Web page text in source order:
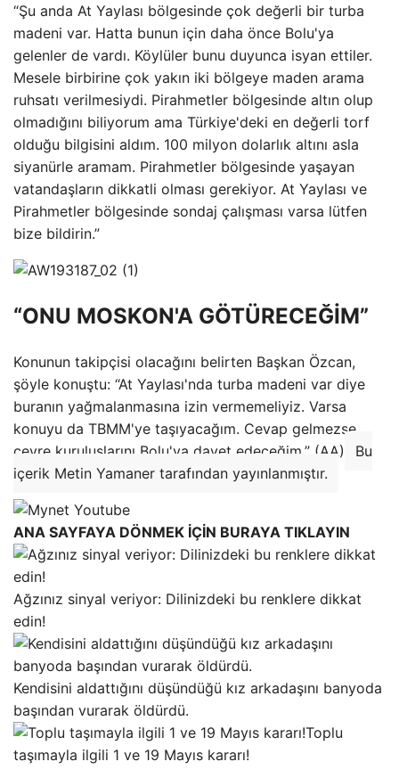
“Şu anda At Yaylası bölgesinde çok değerli bir turba
madeni var. Hatta bunun için daha önce Bolu'ya
gelenler de vardı. Köylüler bunu duyunca isyan ettiler.
Mesele birbirine çok yakın iki bölgeye maden arama
ruhsatı verilmesiydi. Pirahmetler bölgesinde altın olup
olmadığını biliyorum ama Türkiye'deki en değerli torf
olduğu bilgisini aldım. 100 milyon dolarlık altını asla
siyanürle aramam. Pirahmetler bölgesinde yaşayan
vatandaşların dikkatli olması gerekiyor. At Yaylası ve
Pirahmetler bölgesinde sondaj çalışması varsa lütfen
bize bildirin.”
“ONU MOSKON'A GÖTÜRECEĞİM”
Konunun takipçisi olacağını belirten Başkan Özcan,
şöyle konuştu: “At Yaylası'nda turba madeni var diye
buranın yağmalanmasına izin vermemeliyiz. Varsa
konuyu da TBMM'ye taşıyacağım. Cevap gelmezse
çevre kuruluşlarını Bolu'ya davet edeceğim.” (AA)
Bu
içerik Metin Yamaner tarafından yayınlanmıştır.
ANA SAYFAYA DÖNMEK İÇİN BURAYA TIKLAYIN
Ağzınız sinyal veriyor: Dilinizdeki bu renklere dikkat
edin!
Kendisini aldattığını düşündüğü kız arkadaşını banyoda
başından vurarak öldürdü.
Toplu
taşımayla ilgili 1 ve 19 Mayıs kararı!